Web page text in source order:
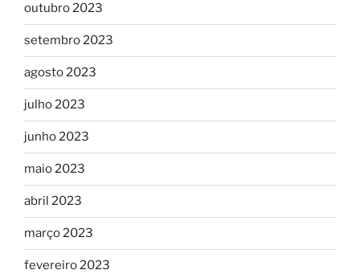
outubro 2023
setembro 2023
agosto 2023
julho 2023
junho 2023
maio 2023
abril 2023
março 2023
fevereiro 2023